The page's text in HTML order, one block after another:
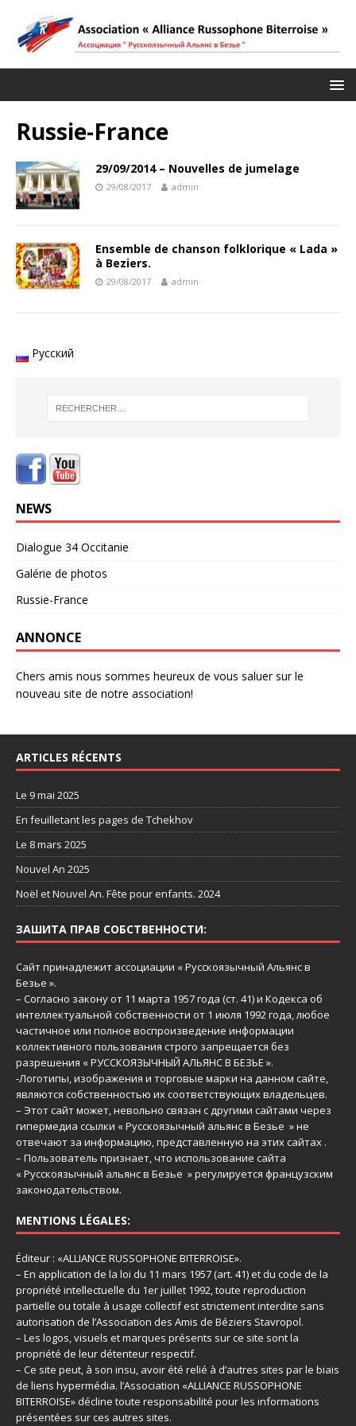
Russie-France
29/09/2014 – Nouvelles de jumelage
29/08/2017 admin
Ensemble de chanson folklorique « Lada »
à Beziers.
29/08/2017 admin
Русский
NEWS
Dialogue 34 Occitanie
Galérie de photos
Russie-France
ANNONCE
Chers amis nous sommes heureux de vous saluer sur le
nouveau site de notre association!
ARTICLES RÉCENTS
Le 9 mai 2025
En feuilletant les pages de Tchekhov
Le 8 mars 2025
Nouvel An 2025
Noël et Nouvel An. Fête pour enfants. 2024
ЗАШИТА ПРАВ СОБСТВЕННОСТИ:
Сайт принадлежит ассоциации « Русскоязычный Aльянс в
Безье ».
– Согласно закону от 11 марта 1957 года (ст. 41) и Кодекса об
интеллектуальной собственности от 1 июля 1992 года, любое
частичное или полное воспроизведение информации
коллективного пользования строго запрещается без
разрешения « РУССКОЯЗЫЧНЫЙ АЛЬЯНС В БЕЗЬЕ ».
-Логотипы, изображения и торговые марки на данном сайте,
являются собственностью их соответствующих владельцев.
– Этот сайт может, невольно связан с другими сайтами через
гипермедиа ссылки « Русскоязычный альянс в Безье » не
отвечают за информацию, представленную на этих сайтах .
– Пользователь признает, что использование сайта
« Русскоязычный альянс в Безье » регулируется французским
законодательством.
MENTIONS LÉGALES:
Éditeur : «ALLIANCE RUSSOPHONE BITERROISE».
– En application de la loi du 11 mars 1957 (art. 41) et du code de la
propriété intellectuelle du 1er juillet 1992, toute reproduction
partielle ou totale à usage collectif est strictement interdite sans
autorisation de l’Association des Amis de Béziers Stavropol.
– Les logos, visuels et marques présents sur ce site sont la
propriété de leur détenteur respectif.
– Ce site peut, à son insu, avoir été relié à d’autres sites par le biais
de liens hypermédia. l’Association «ALLIANCE RUSSOPHONE
BITERROISE» décline toute responsabilité pour les informations
présentées sur ces autres sites.